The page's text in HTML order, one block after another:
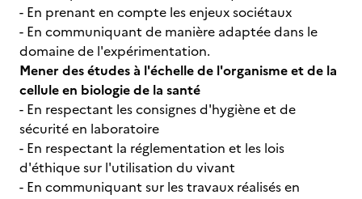
- En prenant en compte les enjeux sociétaux
- En communiquant de manière adaptée dans le
domaine de l'expérimentation.
Mener des études à l'échelle de l'organisme et de la
cellule en biologie de la santé
- En respectant les consignes d'hygiène et de
sécurité en laboratoire
- En respectant la réglementation et les lois
d'éthique sur l'utilisation du vivant
- En communiquant sur les travaux réalisés en